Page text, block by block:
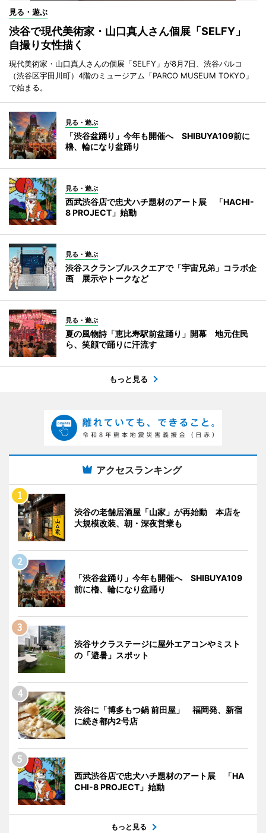
見る・遊ぶ
渋谷で現代美術家・山口真人さん個展「SELFY」
自撮り女性描く
現代美術家・山口真人さんの個展「SELFY」が8月7日、渋谷パルコ
（渋谷区宇田川町）4階のミュージアム「PARCO MUSEUM TOKYO」
で始まる。
見る・遊ぶ
「渋谷盆踊り」今年も開催へ SHIBUYA109前に
櫓、輪になり盆踊り
見る・遊ぶ
西武渋谷店で忠犬ハチ題材のアート展 「HACHI-
8 PROJECT」始動
見る・遊ぶ
渋谷スクランブルスクエアで「宇宙兄弟」コラボ企
画 展示やトークなど
見る・遊ぶ
夏の風物詩「恵比寿駅前盆踊り」開幕 地元住民
ら、笑顔で踊りに汗流す
もっと見る
アクセスランキング
渋谷の老舗居酒屋「山家」が再始動 本店を
大規模改装、朝・深夜営業も
「渋谷盆踊り」今年も開催へ SHIBUYA109
前に櫓、輪になり盆踊り
渋谷サクラステージに屋外エアコンやミスト
の「避暑」スポット
渋谷に「博多もつ鍋 前田屋」 福岡発、新宿
に続き都内2号店
西武渋谷店で忠犬ハチ題材のアート展 「HA
CHI-8 PROJECT」始動
もっと見る